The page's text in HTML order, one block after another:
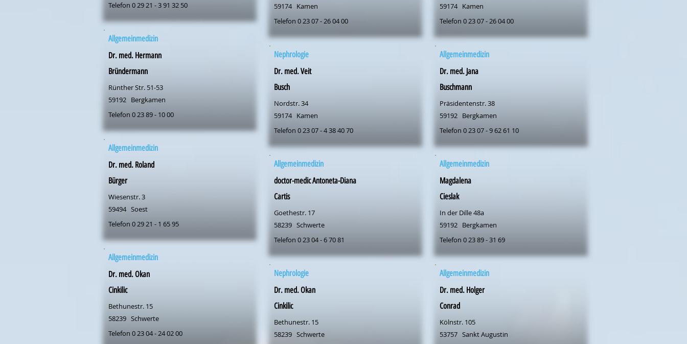
Telefon 0 29 21 - 3 91 32 50
Allgemeinmedizin
Dr. med. Hermann
Bründermann
Rünther Str. 51-53
59192 Bergkamen
Telefon 0 23 89 - 10 00
Allgemeinmedizin
Dr. med. Roland
Bürger
Wiesenstr. 3
59494 Soest
Telefon 0 29 21 - 1 65 95
Allgemeinmedizin
Dr. med. Okan
Cinkilic
Bethunestr. 15
58239 Schwerte
Telefon 0 23 04 - 24 02 00
59174 Kamen
Telefon 0 23 07 - 26 04 00
Nephrologie
Dr. med. Veit
Busch
Nordstr. 34
59174 Kamen
Telefon 0 23 07 - 4 38 40 70
Allgemeinmedizin
doctor-medic Antoneta-Diana
Cartis
Goethestr. 17
58239 Schwerte
Telefon 0 23 04 - 6 70 81
Nephrologie
Dr. med. Okan
Cinkilic
Bethunestr. 15
58239 Schwerte
59174 Kamen
Telefon 0 23 07 - 26 04 00
Allgemeinmedizin
Dr. med. Jana
Buschmann
Präsidentenstr. 38
59192 Bergkamen
Telefon 0 23 07 - 9 62 61 10
Allgemeinmedizin
Magdalena
Cieslak
In der Dille 48a
59192 Bergkamen
Telefon 0 23 89 - 31 69
Allgemeinmedizin
Dr. med. Holger
Conrad
Kölnstr. 105
53757 Sankt Augustin